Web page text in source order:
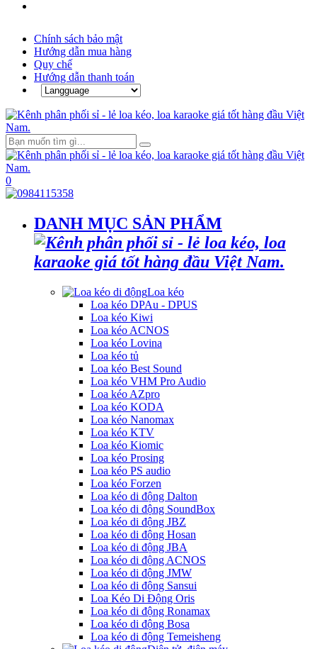
Chính sách bảo mật
Hướng dẫn mua hàng
Quy chế
Hướng dẫn thanh toán
0
DANH MỤC SẢN PHẨM
Loa kéo
Loa kéo DPAu - DPUS
Loa kéo Kiwi
Loa kéo ACNOS
Loa kéo Lovina
Loa kéo tủ
Loa kéo Best Sound
Loa kéo VHM Pro Audio
Loa kéo AZpro
Loa kéo KODA
Loa kéo Nanomax
Loa kéo KTV
Loa kéo Kiomic
Loa kéo Prosing
Loa kéo PS audio
Loa kéo Forzen
Loa kéo di động Dalton
Loa kéo di động SoundBox
Loa kéo di động JBZ
Loa kéo di động Hosan
Loa kéo di động JBA
Loa kéo di động ACNOS
Loa kéo di động JMW
Loa kéo di động Sansui
Loa Kéo Di Động Oris
Loa kéo di động Ronamax
Loa kéo di động Bosa
Loa kéo di động Temeisheng